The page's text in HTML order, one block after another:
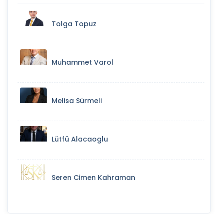
Tolga Topuz
Muhammet Varol
Melisa Sürmeli
Lütfü Alacaoglu
Seren Cimen Kahraman